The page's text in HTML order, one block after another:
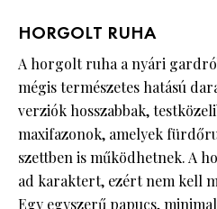
HORGOLT RUHA
A horgolt ruha a nyári
mégis természetes hatású
verziók hosszabbak,
maxifazonok, amelyek
szettben is működhetnek. A
ad karaktert, ezért nem kell
Egy egyszerű papucs,